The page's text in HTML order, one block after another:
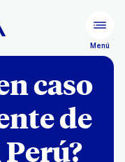
Menú
caso
de